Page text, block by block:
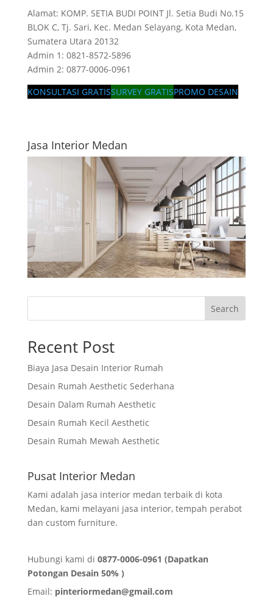
Alamat: KOMP. SETIA BUDI POINT Jl. Setia Budi No.15
BLOK C, Tj. Sari, Kec. Medan Selayang, Kota Medan,
Sumatera Utara 20132
Admin 1: 0821-8572-5896
Admin 2: 0877-0006-0961
KONSULTASI GRATISSURVEY GRATISPROMO DESAIN
Jasa Interior Medan
Search
Recent Post
Biaya Jasa Desain Interior Rumah
Desain Rumah Aesthetic Sederhana
Desain Dalam Rumah Aesthetic
Desain Rumah Kecil Aesthetic
Desain Rumah Mewah Aesthetic
Pusat Interior Medan
Kami adalah jasa interior medan terbaik di kota
Medan, kami melayani jasa interior, tempah perabot
dan custom furniture.
Hubungi kami di 0877-0006-0961 (Dapatkan
Potongan Desain 50% )
Email: pinteriormedan@gmail.com